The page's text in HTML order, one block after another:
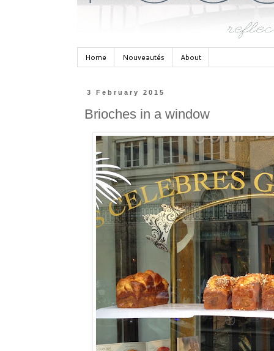
Home Nouveautés About
3 February 2015
Brioches in a window